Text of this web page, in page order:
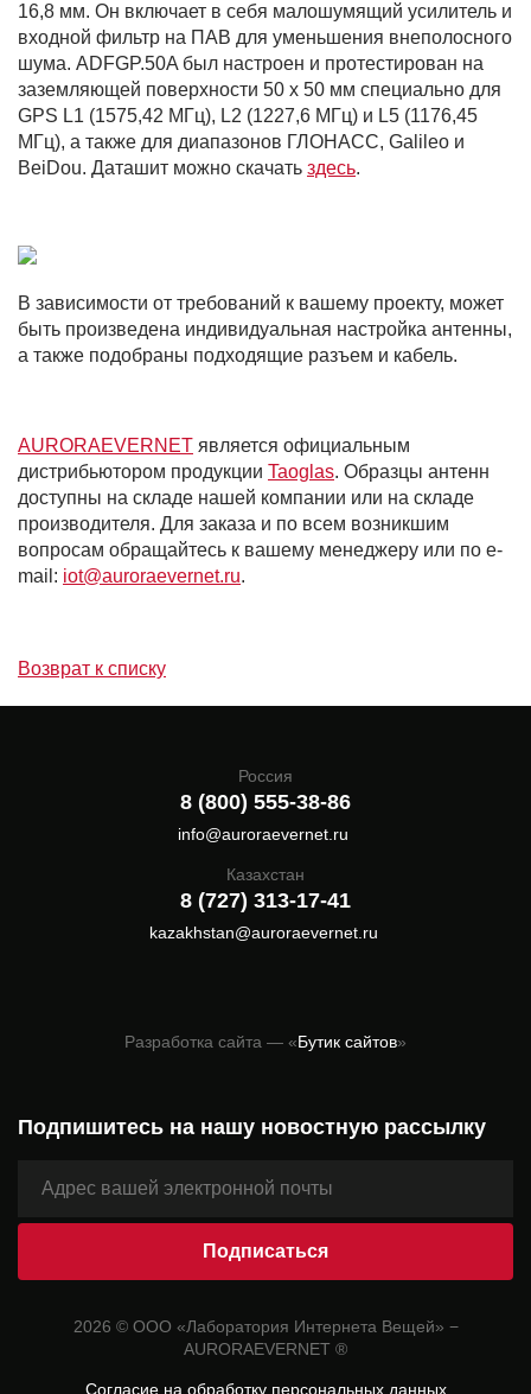
16,8 мм. Он включает в себя малошумящий усилитель и
входной фильтр на ПАВ для уменьшения внеполосного
шума. ADFGP.50A был настроен и протестирован на
заземляющей поверхности 50 x 50 мм специально для
GPS L1 (1575,42 МГц), L2 (1227,6 МГц) и L5 (1176,45
МГц), а также для диапазонов ГЛОНАСС, Galileo и
BeiDou. Даташит можно скачать здесь.
В зависимости от требований к вашему проекту, может
быть произведена индивидуальная настройка антенны,
а также подобраны подходящие разъем и кабель.
AURORAEVERNET является официальным
дистрибьютором продукции Taoglas. Образцы антенн
доступны на складе нашей компании или на складе
производителя. Для заказа и по всем возникшим
вопросам обращайтесь к вашему менеджеру или по e-
mail: iot@auroraevernet.ru.
Возврат к списку
Россия
8 (800) 555-38-86
info@auroraevernet.ru
Казахстан
8 (727) 313-17-41
kazakhstan@auroraevernet.ru
Разработка сайта — «Бутик сайтов»
Подпишитесь на нашу новостную рассылку
2026 © ООО «Лаборатория Интернета Вещей» −
AURORAEVERNET ®
Согласие на обработку персональных данных